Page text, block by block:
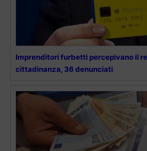
Imprenditori furbetti percepivano il
cittadinanza, 36 denunciati